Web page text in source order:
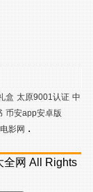
盒 太原9001认证 中
币安app安卓版
影网.
全网All Rights